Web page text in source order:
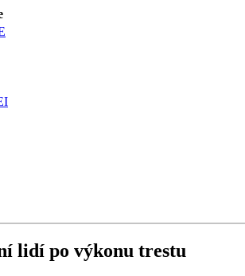
lidí po výkonu trestu